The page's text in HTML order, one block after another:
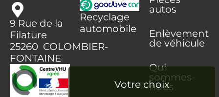
9 Rue de la
Filature
25260 COLOMBIER-
FONTAINE
Recyclage
automobile
autos
Enlèvement
de véhicule
Qui
sommes-
nous